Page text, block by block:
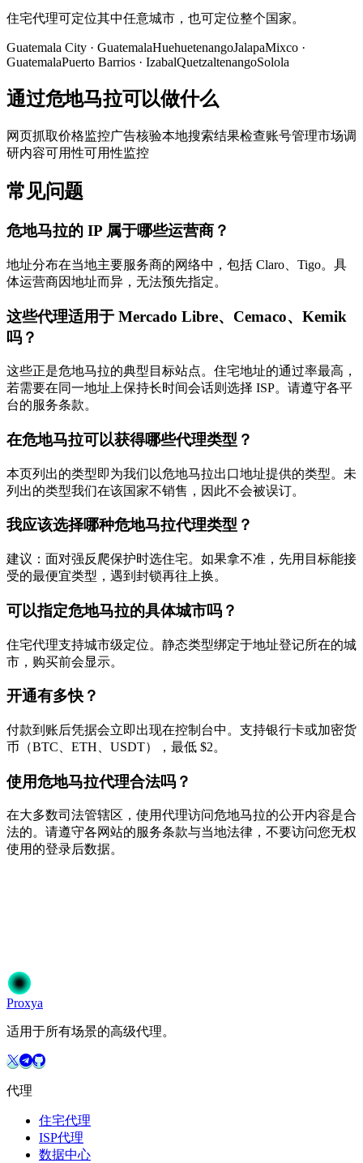
住宅代理可定位其中任意城市，也可定位整个国家。
Guatemala City · GuatemalaHuehuetenangoJalapaMixco ·
GuatemalaPuerto Barrios · IzabalQuetzaltenangoSolola
通过危地马拉可以做什么
网页抓取价格监控广告核验本地搜索结果检查账号管理市场调
研内容可用性可用性监控
常见问题
危地马拉的 IP 属于哪些运营商？
地址分布在当地主要服务商的网络中，包括 Claro、Tigo。具
体运营商因地址而异，无法预先指定。
这些代理适用于 Mercado Libre、Cemaco、Kemik
吗？
这些正是危地马拉的典型目标站点。住宅地址的通过率最高，
若需要在同一地址上保持长时间会话则选择 ISP。请遵守各平
台的服务条款。
在危地马拉可以获得哪些代理类型？
本页列出的类型即为我们以危地马拉出口地址提供的类型。未
列出的类型我们在该国家不销售，因此不会被误订。
我应该选择哪种危地马拉代理类型？
建议：面对强反爬保护时选住宅。如果拿不准，先用目标能接
受的最便宜类型，遇到封锁再往上换。
可以指定危地马拉的具体城市吗？
住宅代理支持城市级定位。静态类型绑定于地址登记所在的城
市，购买前会显示。
开通有多快？
付款到账后凭据会立即出现在控制台中。支持银行卡或加密货
币（BTC、ETH、USDT），最低 $2。
使用危地马拉代理合法吗？
在大多数司法管辖区，使用代理访问危地马拉的公开内容是合
法的。请遵守各网站的服务条款与当地法律，不要访问您无权
使用的登录后数据。
开始使用
Proxya
适用于所有场景的高级代理。
代理
住宅代理
ISP代理
数据中心